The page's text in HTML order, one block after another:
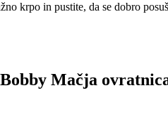
krpo in pustite, da se dobro
Mačja